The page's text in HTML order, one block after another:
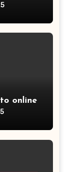
online